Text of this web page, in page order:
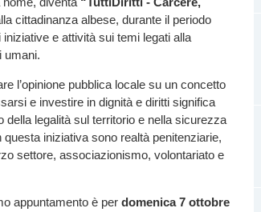
cittadinanza albese, durante il periodo
e attività sui temi legati alla
umani.
l’opinione pubblica locale su un concetto
e investire in dignità e diritti significa
della legalità sul territorio e nella sicurezza
iniziativa sono realtà penitenziarie,
settore, associazionismo, volontariato e
appuntamento è per domenica 7 ottobre